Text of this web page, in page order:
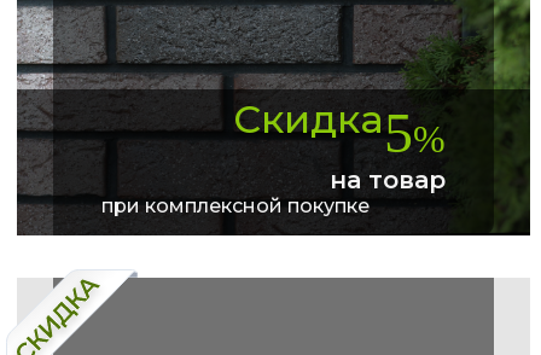
Скидка5%
на товар
при комплексной покупке